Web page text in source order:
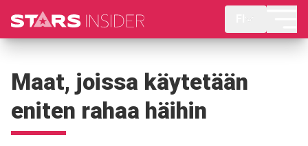
Maat, joissa käytetään
eniten rahaa häihin